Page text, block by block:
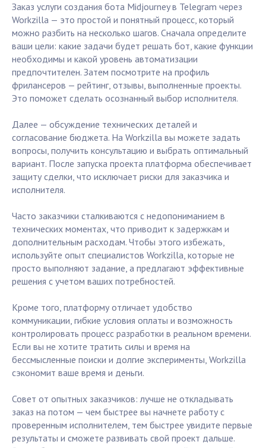
Заказ услуги создания бота Midjourney в Telegram через
Workzilla — это простой и понятный процесс, который
можно разбить на несколько шагов. Сначала определите
ваши цели: какие задачи будет решать бот, какие функции
необходимы и какой уровень автоматизации
предпочтителен. Затем посмотрите на профиль
фрилансеров — рейтинг, отзывы, выполненные проекты.
Это поможет сделать осознанный выбор исполнителя.
Далее — обсуждение технических деталей и
согласование бюджета. На Workzilla вы можете задать
вопросы, получить консультацию и выбрать оптимальный
вариант. После запуска проекта платформа обеспечивает
защиту сделки, что исключает риски для заказчика и
исполнителя.
Часто заказчики сталкиваются с недопониманием в
технических моментах, что приводит к задержкам и
дополнительным расходам. Чтобы этого избежать,
используйте опыт специалистов Workzilla, которые не
просто выполняют задание, а предлагают эффективные
решения с учетом ваших потребностей.
Кроме того, платформу отличает удобство
коммуникации, гибкие условия оплаты и возможность
контролировать процесс разработки в реальном времени.
Если вы не хотите тратить силы и время на
бессмысленные поиски и долгие эксперименты, Workzilla
сэкономит ваше время и деньги.
Совет от опытных заказчиков: лучше не откладывать
заказ на потом — чем быстрее вы начнете работу с
проверенным исполнителем, тем быстрее увидите первые
результаты и сможете развивать свой проект дальше.